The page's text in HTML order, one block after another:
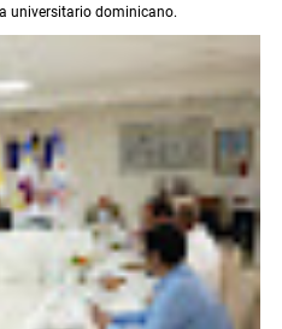
universitario dominicano.